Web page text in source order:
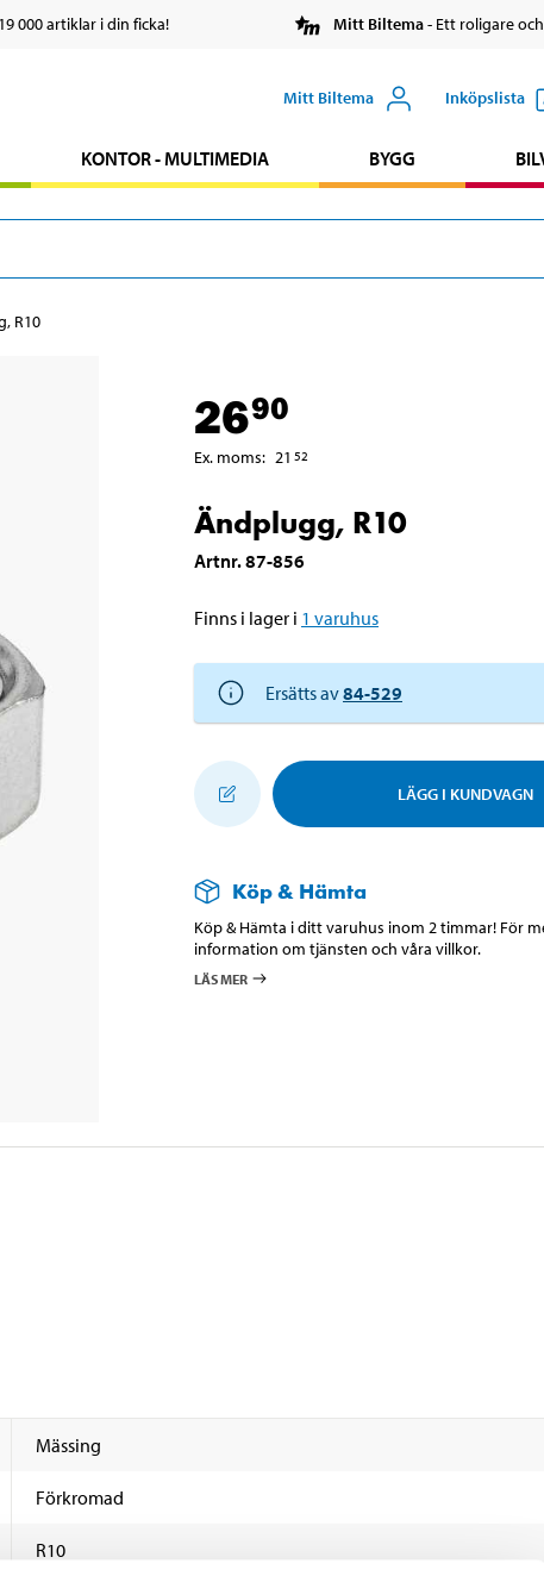
000 artiklar i din ficka! Mitt Biltema- Ett roligare
Mitt Biltema Inköpslista
KONTOR - MULTIMEDIA BYGG
R10
2690
Ex. moms: 21 52
Ändplugg, R10
Artnr.87-856
Finns i lager i 1 varuhus
Ersätts av84-529
LÄGG I KUNDVAGN
Köp & Hämta
Köp & Hämta i ditt varuhus inom 2 timmar! För
information om tjänsten och våra villkor.
LÄS MER
Mässing
Förkromad
R10